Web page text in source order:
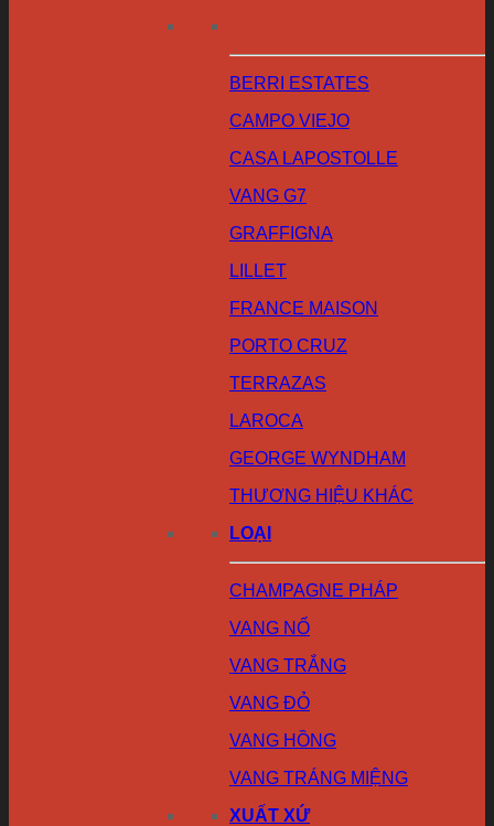
BERRI ESTATES
CAMPO VIEJO
CASA LAPOSTOLLE
VANG G7
GRAFFIGNA
LILLET
FRANCE MAISON
PORTO CRUZ
TERRAZAS
LAROCA
GEORGE WYNDHAM
THƯƠNG HIỆU KHÁC
LOẠI
CHAMPAGNE PHÁP
VANG NỔ
VANG TRẮNG
VANG ĐỎ
VANG HỒNG
VANG TRÁNG MIỆNG
XUẤT XỨ